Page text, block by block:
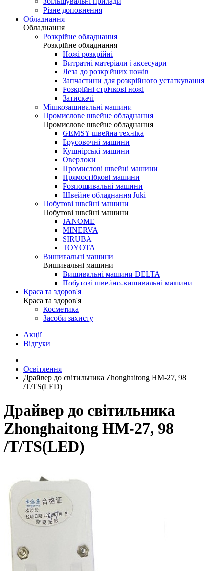
Різне доповнення
Обладнання
Обладнання
Розкрійне обладнання
Розкрійне обладнання
Ножі розкрійні
Витратні матеріали і аксесуари
Леза до розкрійних ножів
Запчастини для розкрійного устаткування
Розкрійні стрічкові ножі
Затискачі
Мішкозашивальні машини
Промислове швейне обладнання
Промислове швейне обладнання
GEMSY швейна техніка
Брусовочні машини
Кушнірські машини
Оверлоки
Промислові швейні машини
Прямостібкові машини
Розпошивальні машини
Швейне обладнання Juki
Побутові швейні машини
Побутові швейні машини
JANOME
MINERVA
SIRUBA
TOYOTA
Вишивальні машини
Вишивальні машини
Вишивальні машини DELTA
Побутові швейно-вишивальні машини
Краса та здоров'я
Краса та здоров'я
Косметика
Засоби захисту
Акції
Відгуки
Освітлення
Драйвер до світильника Zhonghaitong HM-27, 98
/T/TS(LED)
Драйвер до світильника
Zhonghaitong HM-27, 98
/T/TS(LED)